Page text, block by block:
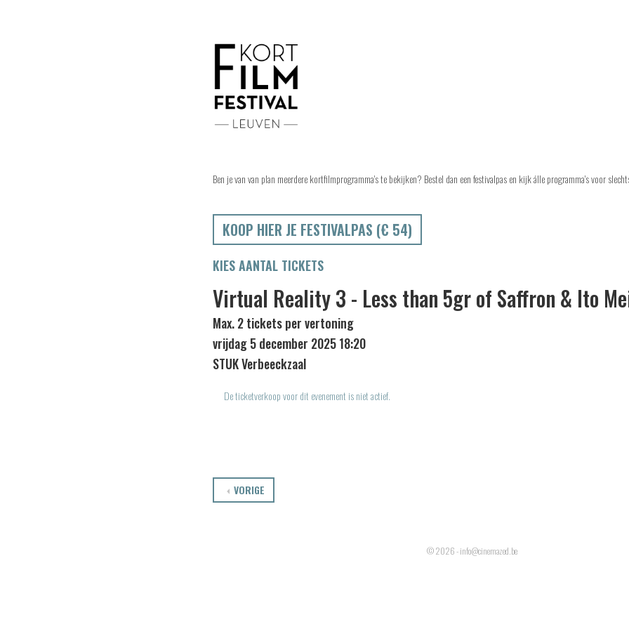
Ben je van van plan meerdere kortfilmprogramma's te bekijken? Bestel dan een festivalpas en kijk álle programma's voor
KOOP HIER JE FESTIVALPAS (€ 54)
KIES AANTAL TICKETS
Virtual Reality 3 - Less than 5gr of Saffron & Ito
Max. 2 tickets per vertoning
vrijdag 5 december 2025 18:20
STUK Verbeeckzaal
De ticketverkoop voor dit evenement is niet actief.
VORIGE
© 2026 - info@cinemazed.be